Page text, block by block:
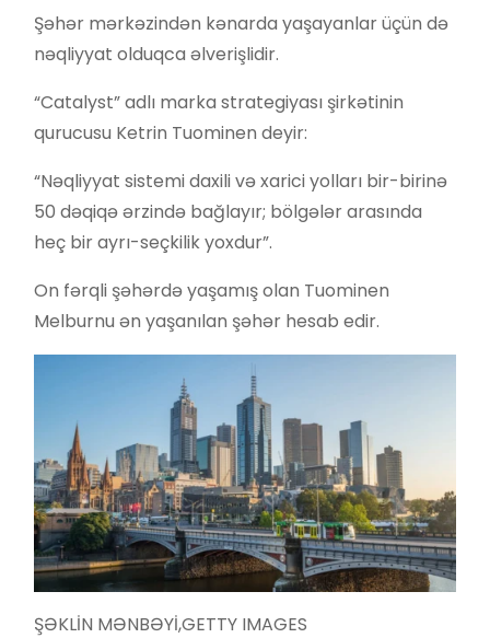
Şəhər mərkəzindən kənarda yaşayanlar üçün də
nəqliyyat olduqca əlverişlidir.
“Catalyst” adlı marka strategiyası şirkətinin
qurucusu Ketrin Tuominen deyir:
“Nəqliyyat sistemi daxili və xarici yolları bir-birinə
50 dəqiqə ərzində bağlayır; bölgələr arasında
heç bir ayrı-seçkilik yoxdur”.
On fərqli şəhərdə yaşamış olan Tuominen
Melburnu ən yaşanılan şəhər hesab edir.
ŞƏKLİN MƏNBƏYİ,GETTY IMAGES